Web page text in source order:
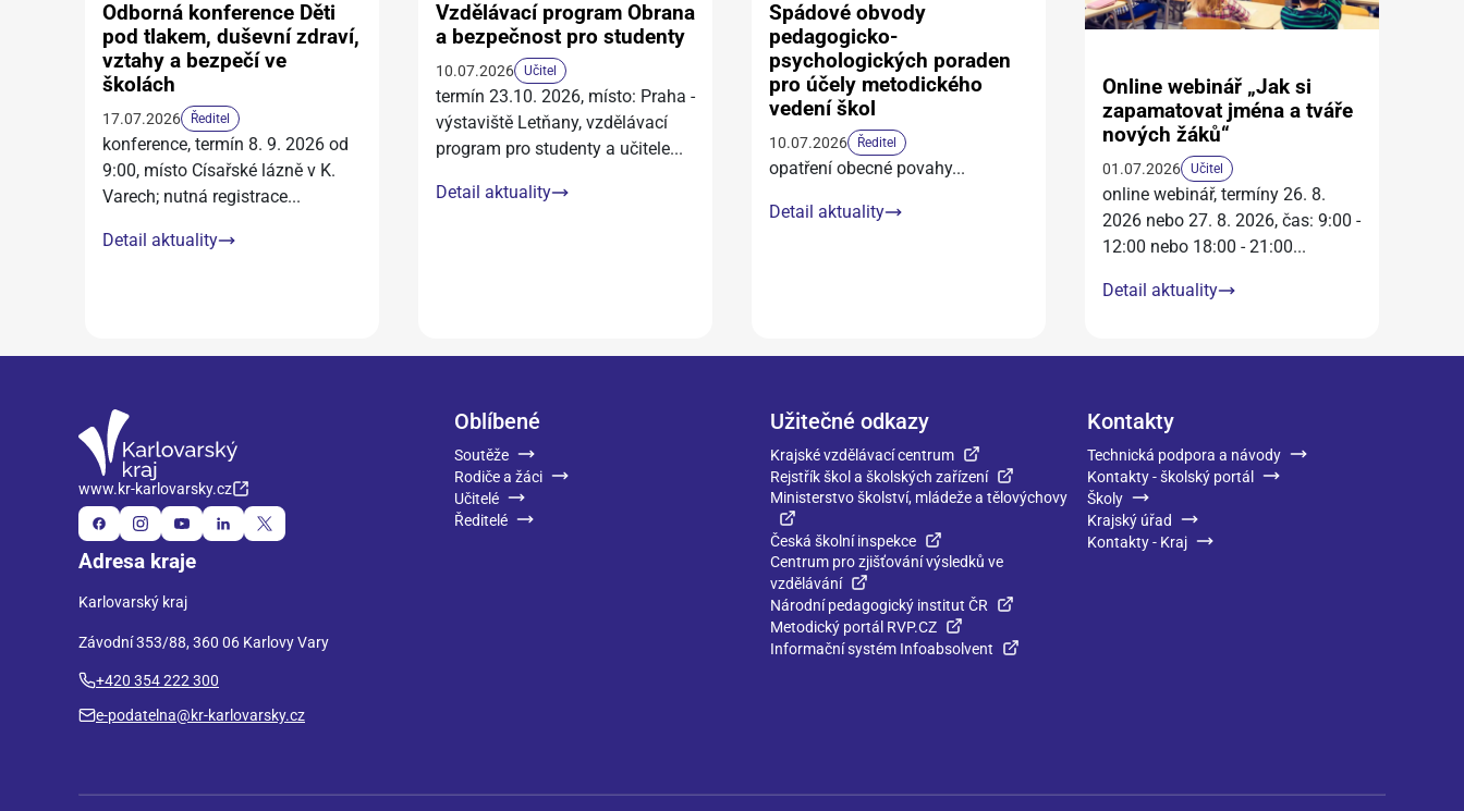
Odborná konference Děti
pod tlakem, duševní zdraví,
vztahy a bezpečí ve
školách
17.07.2026 Ředitel
konference, termín 8. 9. 2026 od
9:00, místo Císařské lázně v K.
Varech; nutná registrace...
Detail aktuality
Vzdělávací program Obrana
a bezpečnost pro studenty
10.07.2026 Učitel
termín 23.10. 2026, místo: Praha -
výstaviště Letňany, vzdělávací
program pro studenty a učitele...
Detail aktuality
Spádové obvody
pedagogicko-
psychologických poraden
pro účely metodického
vedení škol
10.07.2026 Ředitel
opatření obecné povahy...
Detail aktuality
Online webinář „Jak si
zapamatovat jména a tváře
nových žáků“
01.07.2026 Učitel
online webinář, termíny 26. 8.
2026 nebo 27. 8. 2026, čas: 9:00 -
12:00 nebo 18:00 - 21:00...
Detail aktuality
www.kr-karlovarsky.cz
Adresa kraje
Karlovarský kraj
Závodní 353/88, 360 06 Karlovy Vary
+420 354 222 300
e-podatelna@kr-karlovarsky.cz
Oblíbené
Soutěže
Rodiče a žáci
Učitelé
Ředitelé
Užitečné odkazy
Krajské vzdělávací centrum
Rejstřík škol a školských zařízení
Ministerstvo školství, mládeže a tělovýchovy
Česká školní inspekce
Centrum pro zjišťování výsledků ve
vzdělávání
Národní pedagogický institut ČR
Metodický portál RVP.CZ
Informační systém Infoabsolvent
Kontakty
Technická podpora a návody
Kontakty - školský portál
Školy
Krajský úřad
Kontakty - Kraj